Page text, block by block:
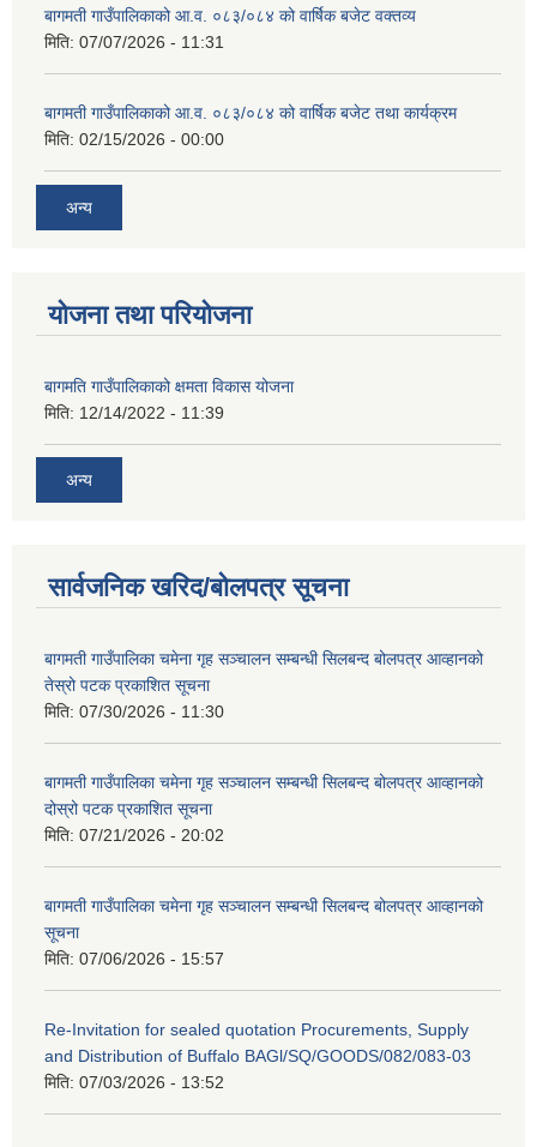
बागमती गाउँपालिकाको आ.व. ०८३/०८४ को वार्षिक बजेट वक्तव्य
मिति: 07/07/2026 - 11:31
बागमती गाउँपालिकाको आ.व. ०८३/०८४ को वार्षिक बजेट तथा कार्यक्रम
मिति: 02/15/2026 - 00:00
अन्य
योजना तथा परियोजना
बागमति गाउँपालिकाको क्षमता विकास योजना
मिति: 12/14/2022 - 11:39
अन्य
सार्वजनिक खरिद/बोलपत्र सूचना
बागमती गाउँपालिका चमेना गृह सञ्चालन सम्बन्धी सिलबन्द बोलपत्र आव्हानको
तेस्रो पटक प्रकाशित सूचना
मिति: 07/30/2026 - 11:30
बागमती गाउँपालिका चमेना गृह सञ्चालन सम्बन्धी सिलबन्द बोलपत्र आव्हानको
दोस्रो पटक प्रकाशित सूचना
मिति: 07/21/2026 - 20:02
बागमती गाउँपालिका चमेना गृह सञ्चालन सम्बन्धी सिलबन्द बोलपत्र आव्हानको
सूचना
मिति: 07/06/2026 - 15:57
Re-Invitation for sealed quotation Procurements, Supply
and Distribution of Buffalo BAGl/SQ/GOODS/082/083-03
मिति: 07/03/2026 - 13:52